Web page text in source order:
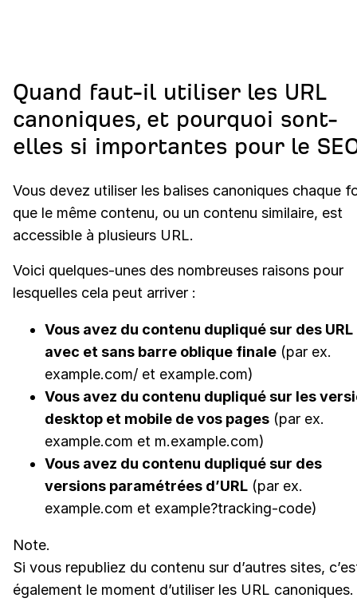
Quand faut-il utiliser les URL
canoniques, et pourquoi sont-
elles si importantes pour le
Vous devez utiliser les balises canoniques chaque
que le même contenu, ou un contenu similaire, est
accessible à plusieurs URL.
Voici quelques-unes des nombreuses raisons pour
lesquelles cela peut arriver :
Vous avez du contenu dupliqué sur des URL
avec et sans barre oblique finale (par ex.
example.com/ et example.com)
Vous avez du contenu dupliqué sur les
desktop et mobile de vos pages (par ex.
example.com et m.example.com)
Vous avez du contenu dupliqué sur des
versions paramétrées d’URL (par ex.
example.com et example?tracking-code)
Note.
Si vous republiez du contenu sur d’autres sites,
également le moment d’utiliser les URL canoniques.